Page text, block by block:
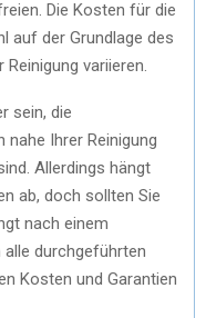
Die Kosten für die
auf der Grundlage des
variieren.
sein, die
Ihrer Reinigung
Allerdings hängt
ab, doch sollten Sie
nach einem
durchgeführten
Kosten und Garantien